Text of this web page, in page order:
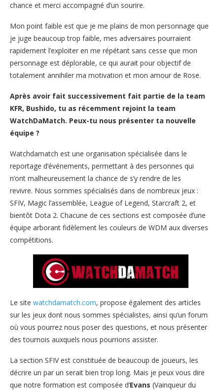
chance et merci accompagné d’un sourire.
Mon point faible est que je me plains de mon personnage que
je juge beaucoup trop faible, mes adversaires pourraient
rapidement l’exploiter en me répétant sans cesse que mon
personnage est déplorable, ce qui aurait pour objectif de
totalement annihiler ma motivation et mon amour de Rose.
Après avoir fait successivement fait partie de la team
KFR, Bushido, tu as récemment rejoint la team
WatchDaMatch. Peux-tu nous présenter ta nouvelle
équipe ?
Watchdamatch est une organisation spécialisée dans le
reportage d’événements, permettant à des personnes qui
n’ont malheureusement la chance de s’y rendre de les
revivre. Nous sommes spécialisés dans de nombreux jeux :
SFIV, Magic l’assemblée, League of Legend, Starcraft 2, et
bientôt Dota 2. Chacune de ces sections est composée d’une
équipe arborant fidèlement les couleurs de WDM aux diverses
compétitions.
Le site watchdamatch.com, propose également des articles
sur les jeux dont nous sommes spécialistes, ainsi qu’un forum
où vous pourrez nous poser des questions, et nous présenter
des tournois auxquels nous pourrions assister.
La section SFIV est constituée de beaucoup de joueurs, les
décrire un par un serait bien trop long. Mais je peux vous dire
que notre formation est composée d’Evans (Vainqueur du